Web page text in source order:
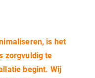
is het
zorgvuldig te
begint. Wij